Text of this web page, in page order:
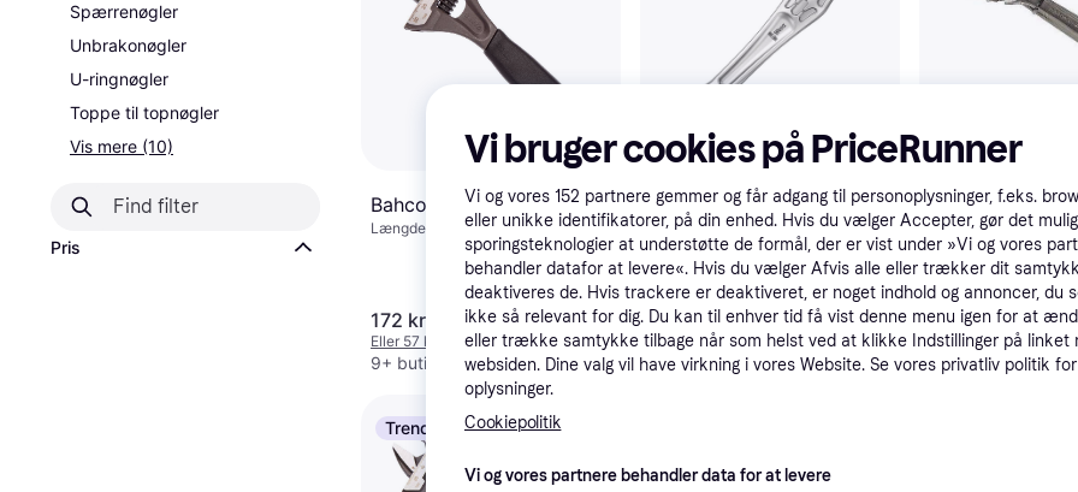
Spærrenøgler
Unbrakonøgler
U-ringnøgler
Toppe til topnøgler
Vis mere (10)
Pris
Bahco 9029 Svensknøgle
Længde: 170
172 kr.
Eller 57 kr./md.
9+ butikker
Wera 6004 Joker
Svensknøgle
Længde: 224, Vægt: 981
913 kr.
Eller 304 kr./md.
9+ butikker
Bahco
Vægt: 871
498 kr.
9+ butikker
Trender
Vi bruger cookies på PriceRunner
Vi og vores 152 partnere gemmer og får adgang til personoplysninger, f.eks.
eller unikke identifikatorer, på din enhed. Hvis du vælger Accepter, gør det
sporingsteknologier at understøtte de formål, der er vist under »Vi og vores
behandler datafor at levere«. Hvis du vælger Afvis alle eller trækker dit
deaktiveres de. Hvis trackere er deaktiveret, er noget indhold og annoncer, du
ikke så relevant for dig. Du kan til enhver tid få vist denne menu igen for at
eller trække samtykke tilbage når som helst ved at klikke Indstillinger på linket
websiden. Dine valg vil have virkning i vores Website. Se vores privatliv politik
oplysninger.
Cookiepolitik
Vi og vores partnere behandler data for at levere